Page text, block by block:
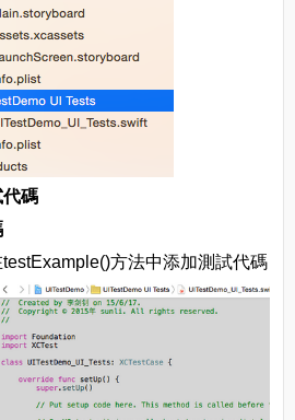
碼
方法中添加測試代碼